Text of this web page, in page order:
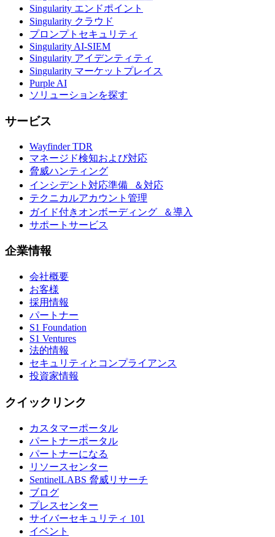
Singularity エンドポイント
Singularity クラウド
プロンプトセキュリティ
Singularity AI-SIEM
Singularity アイデンティティ
Singularity マーケットプレイス
Purple AI
ソリューションを探す
サービス
Wayfinder TDR
マネージド検知および対応
脅威ハンティング
インシデント対応準備 ＆対応
テクニカルアカウント管理
ガイド付きオンボーディング ＆導入
サポートサービス
企業情報
会社概要
お客様
採用情報
パートナー
S1 Foundation
S1 Ventures
法的情報
セキュリティとコンプライアンス
投資家情報
クイックリンク
カスタマーポータル
パートナーポータル
パートナーになる
リソースセンター
SentinelLABS 脅威リサーチ
ブログ
プレスセンター
サイバーセキュリティ 101
イベント